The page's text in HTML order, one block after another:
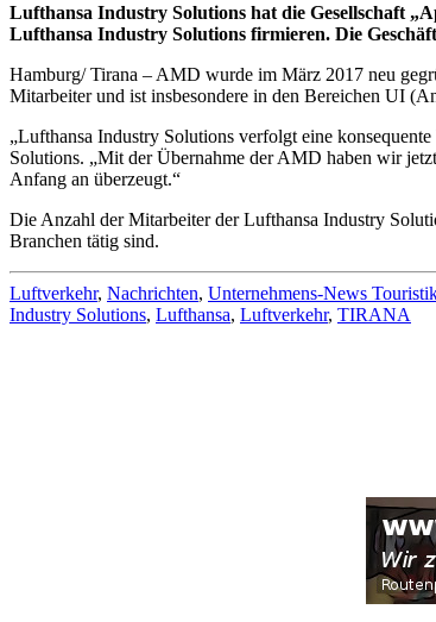
Lufthansa Industry Solutions hat die Gesellschaft
Lufthansa Industry Solutions firmieren. Die
Hamburg/ Tirana – AMD wurde im März 2017 neu
Mitarbeiter und ist insbesondere in den Bereichen UI
„Lufthansa Industry Solutions verfolgt eine
Solutions. „Mit der Übernahme der AMD haben wir
Anfang an überzeugt.“
Die Anzahl der Mitarbeiter der Lufthansa Industry
Branchen tätig sind.
Luftverkehr, Nachrichten, Unternehmens-News
Industry Solutions, Lufthansa, Luftverkehr, TIRANA